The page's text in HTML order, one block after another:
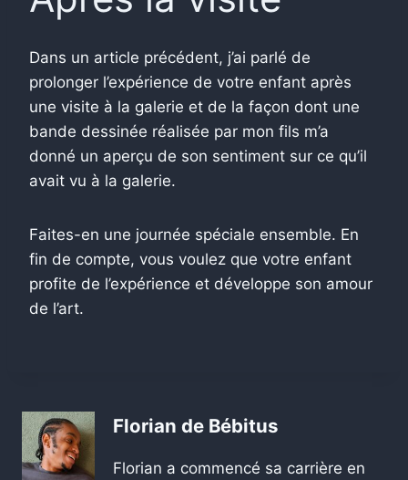
Dans un article précédent, j’ai parlé de
prolonger l’expérience de votre enfant après
une visite à la galerie et de la façon dont une
bande dessinée réalisée par mon fils m’a
donné un aperçu de son sentiment sur ce qu’il
avait vu à la galerie.
Faites-en une journée spéciale ensemble. En
fin de compte, vous voulez que votre enfant
profite de l’expérience et développe son amour
de l’art.
Florian de Bébitus
Florian a commencé sa carrière en